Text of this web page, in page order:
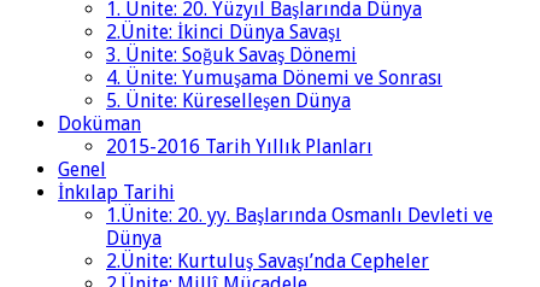
1. Ünite: 20. Yüzyıl Başlarında Dünya
2.Ünite: İkinci Dünya Savaşı
3. Ünite: Soğuk Savaş Dönemi
4. Ünite: Yumuşama Dönemi ve Sonrası
5. Ünite: Küreselleşen Dünya
Doküman
2015-2016 Tarih Yıllık Planları
Genel
İnkılap Tarihi
1.Ünite: 20. yy. Başlarında Osmanlı Devleti ve
Dünya
2.Ünite: Kurtuluş Savaşı’nda Cepheler